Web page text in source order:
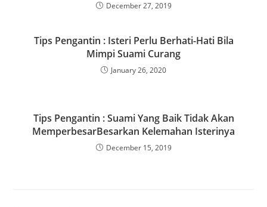
December 27, 2019
Tips Pengantin : Isteri Perlu Berhati-Hati Bila
Mimpi Suami Curang
January 26, 2020
Tips Pengantin : Suami Yang Baik Tidak Akan
MemperbesarBesarkan Kelemahan Isterinya
December 15, 2019